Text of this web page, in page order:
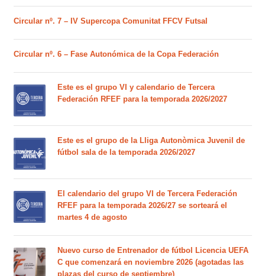
Circular nº. 7 – IV Supercopa Comunitat FFCV Futsal
Circular nº. 6 – Fase Autonómica de la Copa Federación
Este es el grupo VI y calendario de Tercera
Federación RFEF para la temporada 2026/2027
Este es el grupo de la Lliga Autonòmica Juvenil de
fútbol sala de la temporada 2026/2027
El calendario del grupo VI de Tercera Federación
RFEF para la temporada 2026/27 se sorteará el
martes 4 de agosto
Nuevo curso de Entrenador de fútbol Licencia UEFA
C que comenzará en noviembre 2026 (agotadas las
plazas del curso de septiembre)